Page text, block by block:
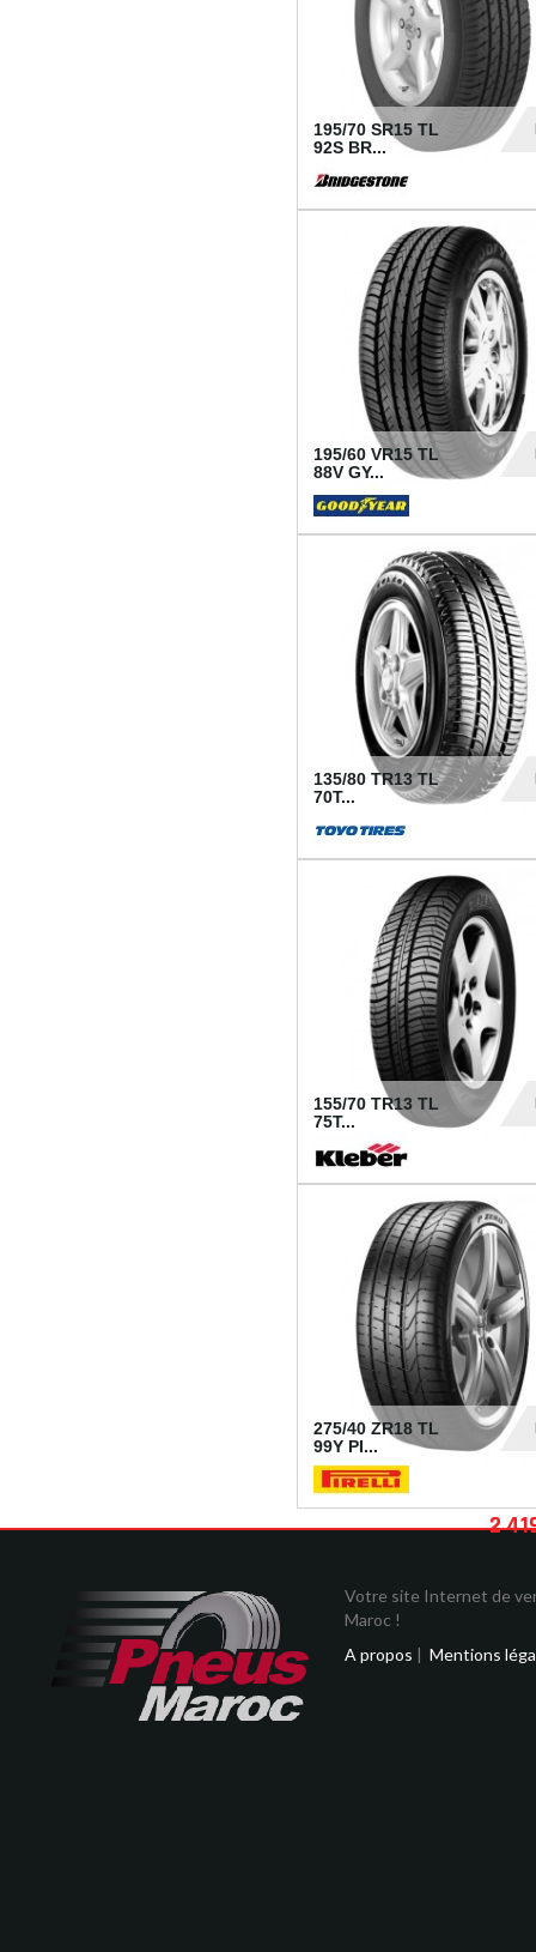
195/70 SR15 TL
92S BR...
195/60 VR15 TL
88V GY...
135/80 TR13 TL
70T...
155/70 TR13 TL
75T...
275/40 ZR18 TL
99Y PI...
2
Votre site Internet de
Maroc !
A propos | Mentions